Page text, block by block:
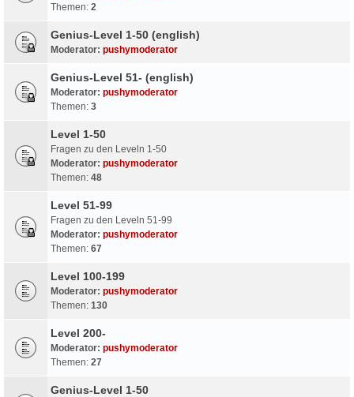
Themen: 2
Genius-Level 1-50 (english)
Moderator: pushymoderator
Genius-Level 51- (english)
Moderator: pushymoderator
Themen: 3
Level 1-50
Fragen zu den Leveln 1-50
Moderator: pushymoderator
Themen: 48
Level 51-99
Fragen zu den Leveln 51-99
Moderator: pushymoderator
Themen: 67
Level 100-199
Moderator: pushymoderator
Themen: 130
Level 200-
Moderator: pushymoderator
Themen: 27
Genius-Level 1-50